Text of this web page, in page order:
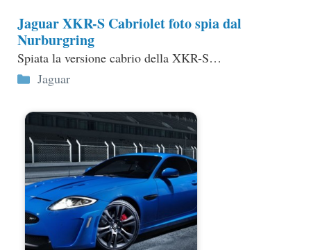
Jaguar XKR-S Cabriolet foto spia dal
Nurburgring
Spiata la versione cabrio della XKR-S…
Categorie
Jaguar